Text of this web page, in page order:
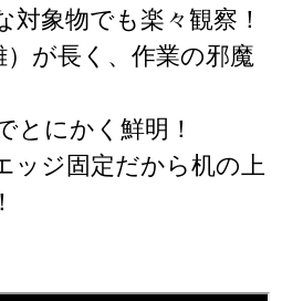
対象物でも楽々観察！
）が長く、作業の邪魔
とにかく鮮明！
ッジ固定だから机の上